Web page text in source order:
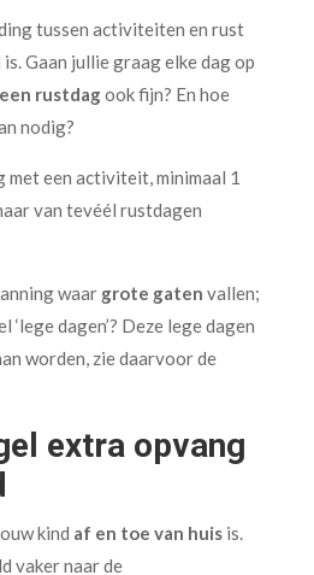
tussen activiteiten en rust
Gaan jullie graag elke dag op
rustdagook fijn? En hoe
nodig?
met een activiteit, minimaal 1
van tevéél rustdagen
waar grote gaten vallen;
‘lege dagen’? Deze lege dagen
worden, zie daarvoor de
extra opvang
kind af en toe van huisis.
vaker naar de